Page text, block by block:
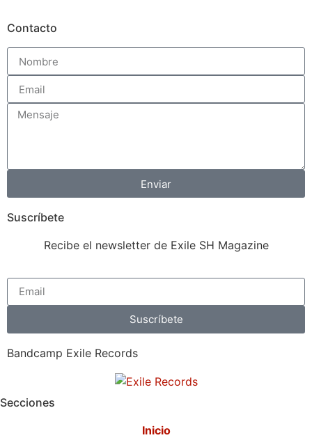
Contacto
Enviar
Suscríbete
Recibe el newsletter de Exile SH Magazine
Suscríbete
Bandcamp Exile Records
Secciones
Inicio